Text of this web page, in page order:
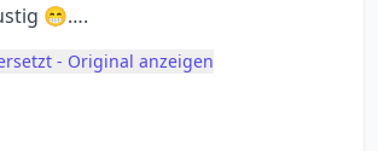
😁….
- Original anzeigen